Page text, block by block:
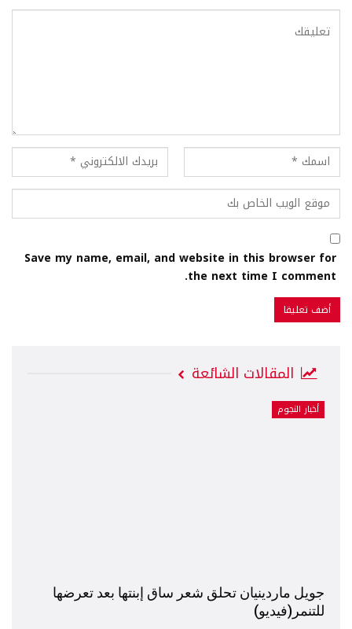
Save my name, email, and website in this browser for
the next time I comment.
المقالات الشائعة
أخبار النجوم
جويل ماردينيان تحلق شعر ساق إبنتها بعد تعرضها
للتنمر(فيديو)